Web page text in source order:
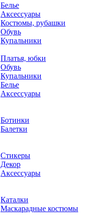
Белье
Аксессуары
Костюмы, рубашки
Обувь
Купальники
Платья, юбки
Обувь
Купальники
Белье
Аксессуары
Ботинки
Балетки
Стикеры
Декор
Аксессуары
Каталки
Маскарадные костюмы